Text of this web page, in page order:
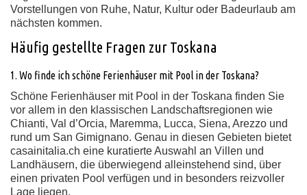
Vorstellungen von Ruhe, Natur, Kultur oder Badeurlaub am
nächsten kommen.
Häufig gestellte Fragen zur Toskana
1. Wo finde ich schöne Ferienhäuser mit Pool in der Toskana?
Schöne Ferienhäuser mit Pool in der Toskana finden Sie
vor allem in den klassischen Landschaftsregionen wie
Chianti, Val d’Orcia, Maremma, Lucca, Siena, Arezzo und
rund um San Gimignano. Genau in diesen Gebieten bietet
casainitalia.ch eine kuratierte Auswahl an Villen und
Landhäusern, die überwiegend alleinstehend sind, über
einen privaten Pool verfügen und in besonders reizvoller
Lage liegen.